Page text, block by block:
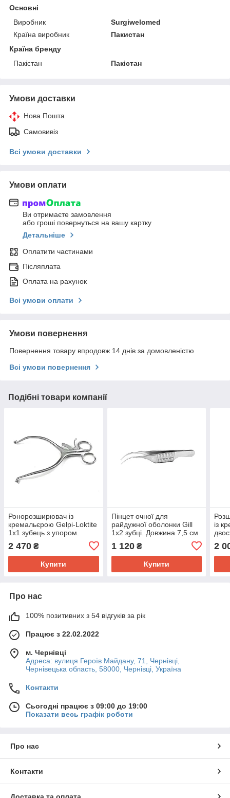
Основні
Виробник
Surgiwelomed
Країна виробник
Пакистан
Країна бренду
Пакістан
Пакістан
Умови доставки
Нова Пошта
Самовивіз
Всі умови доставки
Умови оплати
Ви отримаєте замовлення
або гроші повернуться на вашу картку
Детальніше
Оплатити частинами
Післяплата
Оплата на рахунок
Всі умови оплати
Умови повернення
Повернення товару впродовж 14 днів за домовленістю
Всі умови повернення
Подібні товари компанії
Ронорозширювач із
кремальєрою Gelpi-Loktite
1х1 зубець з упором.
SURGIWELOMED
2 470 ₴
Купити
Пінцет очної для
райдужної оболонки Gill
1х2 зубці. Довжина 7,5 см
1 120₴
Купити
із
2
Про нас
100% позитивних з 54 відгуків за рік
Працює з 22.02.2022
м. Чернівці
Адреса: вулиця Героїв Майдану, 71, Чернівці,
Чернівецька область, 58000, Чернівці, Україна
Контакти
Сьогодні працює з 09:00 до 19:00
Показати весь графік роботи
Про нас
Контакти